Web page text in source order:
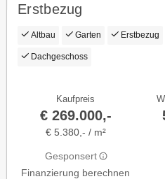
Erstbezug
Altbau Garten Erstbezug
Dachgeschoss
Kaufpreis
€ 269.000,-
€ 5.380,- / m²
Gesponsert
Finanzierung berechnen